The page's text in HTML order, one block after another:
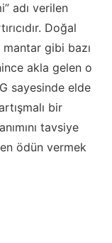
adı verilen
Doğal
gibi bazı
akla gelen o
sayesinde elde
bir
tavsiye
ödün vermek